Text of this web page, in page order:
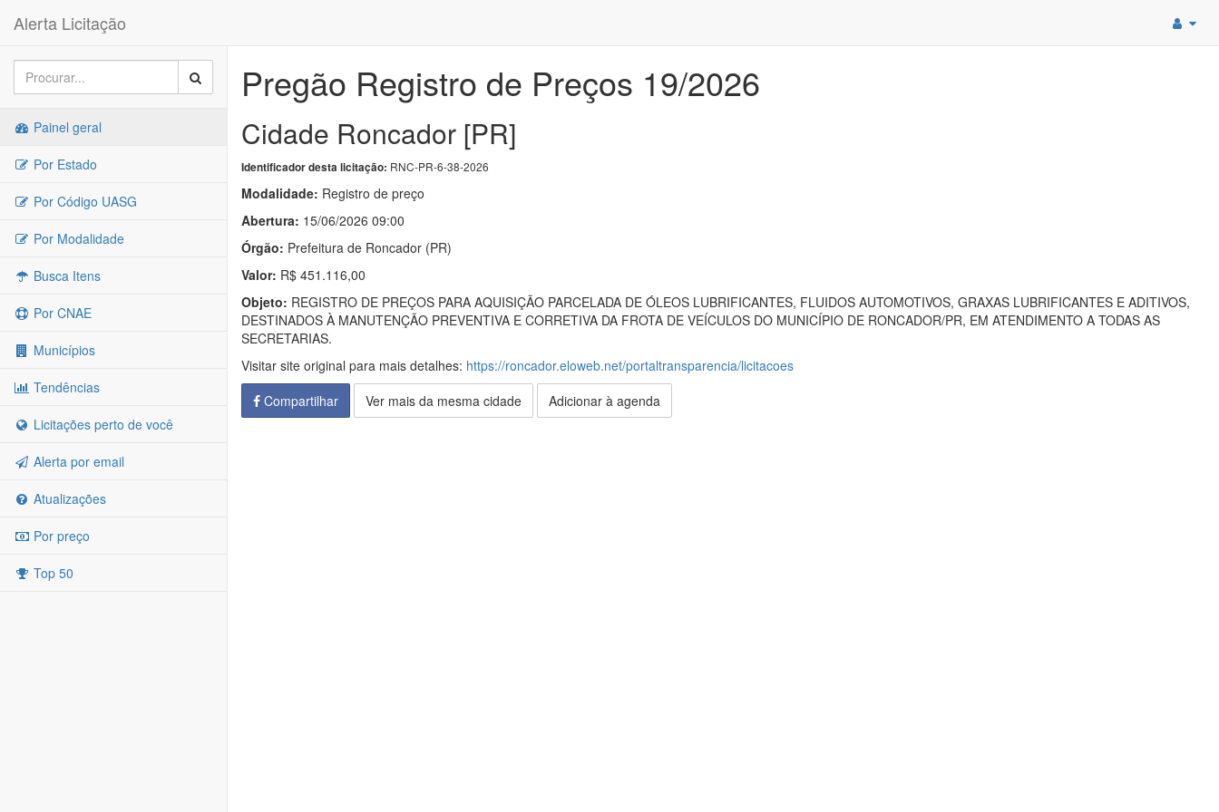
Alerta Licitação
Painel geral
Por Estado
Por Código UASG
Por Modalidade
Busca Itens
Por CNAE
Municípios
Tendências
Licitações perto de você
Alerta por email
Atualizações
Por preço
Top 50
Pregão Registro de Preços 19/2026
Cidade Roncador [PR]
Identificador desta licitação: RNC-PR-6-38-2026
Modalidade: Registro de preço
Abertura: 15/06/2026 09:00
Órgão: Prefeitura de Roncador (PR)
Valor: R$ 451.116,00
Objeto: REGISTRO DE PREÇOS PARA AQUISIÇÃO PARCELADA DE ÓLEOS LUBRIFICANTES, FLUIDOS AUTOMOTIVOS, GRAXAS LUBRIFICANTES E ADITIVOS,
DESTINADOS À MANUTENÇÃO PREVENTIVA E CORRETIVA DA FROTA DE VEÍCULOS DO MUNICÍPIO DE RONCADOR/PR, EM ATENDIMENTO A TODAS AS
SECRETARIAS.
Visitar site original para mais detalhes: https://roncador.eloweb.net/portaltransparencia/licitacoes
Compartilhar
Ver mais da mesma cidade Adicionar à agenda